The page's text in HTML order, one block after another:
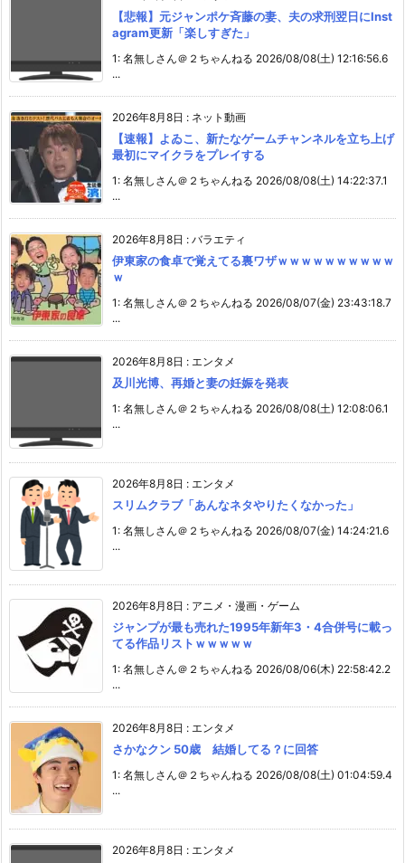
【悲報】元ジャンポケ斉藤の妻、夫の求刑翌日にInst
agram更新「楽しすぎた」
1: 名無しさん＠２ちゃんねる 2026/08/08(土) 12:16:56.6
...
2026年8月8日 : ネット動画
【速報】よゐこ、新たなゲームチャンネルを立ち上げ
最初にマイクラをプレイする
1: 名無しさん＠２ちゃんねる 2026/08/08(土) 14:22:37.1
...
2026年8月8日 : バラエティ
伊東家の食卓で覚えてる裏ワザｗｗｗｗｗｗｗｗｗｗ
ｗ
1: 名無しさん＠２ちゃんねる 2026/08/07(金) 23:43:18.7
...
2026年8月8日 : エンタメ
及川光博、再婚と妻の妊娠を発表
1: 名無しさん＠２ちゃんねる 2026/08/08(土) 12:08:06.1
...
2026年8月8日 : エンタメ
スリムクラブ「あんなネタやりたくなかった」
1: 名無しさん＠２ちゃんねる 2026/08/07(金) 14:24:21.6
...
2026年8月8日 : アニメ・漫画・ゲーム
ジャンプが最も売れた1995年新年3・4合併号に載っ
てる作品リストｗｗｗｗｗ
1: 名無しさん＠２ちゃんねる 2026/08/06(木) 22:58:42.2
...
2026年8月8日 : エンタメ
さかなクン 50歳 結婚してる？に回答
1: 名無しさん＠２ちゃんねる 2026/08/08(土) 01:04:59.4
...
2026年8月8日 : エンタメ